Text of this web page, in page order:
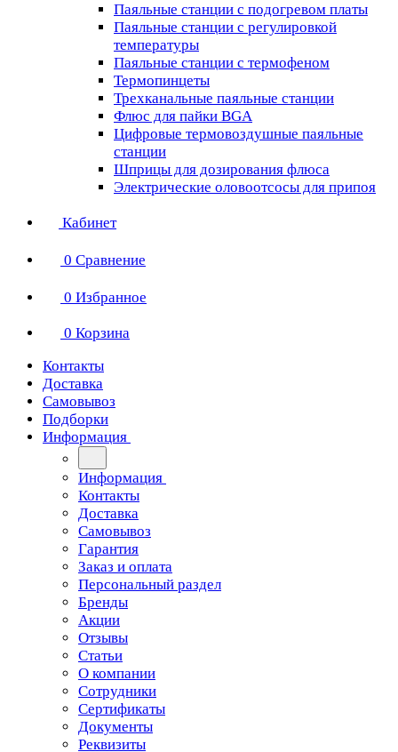
Паяльные станции с подогревом платы
Паяльные станции с регулировкой
температуры
Паяльные станции с термофеном
Термопинцеты
Трехканальные паяльные станции
Флюс для пайки BGA
Цифровые термовоздушные паяльные
станции
Шприцы для дозирования флюса
Электрические оловоотсосы для припоя
Кабинет
0 Сравнение
0 Избранное
0 Корзина
Контакты
Доставка
Самовывоз
Подборки
Информация
Информация
Контакты
Доставка
Самовывоз
Гарантия
Заказ и оплата
Персональный раздел
Бренды
Акции
Отзывы
Статьи
О компании
Сотрудники
Сертификаты
Документы
Реквизиты